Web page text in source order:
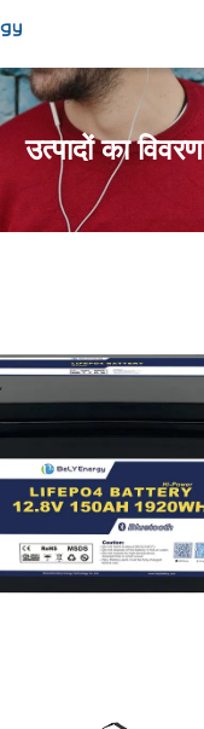
उत्पादों का विवरण